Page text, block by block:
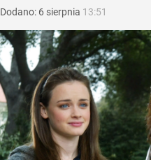
Dodano: 6 sierpnia 13:51